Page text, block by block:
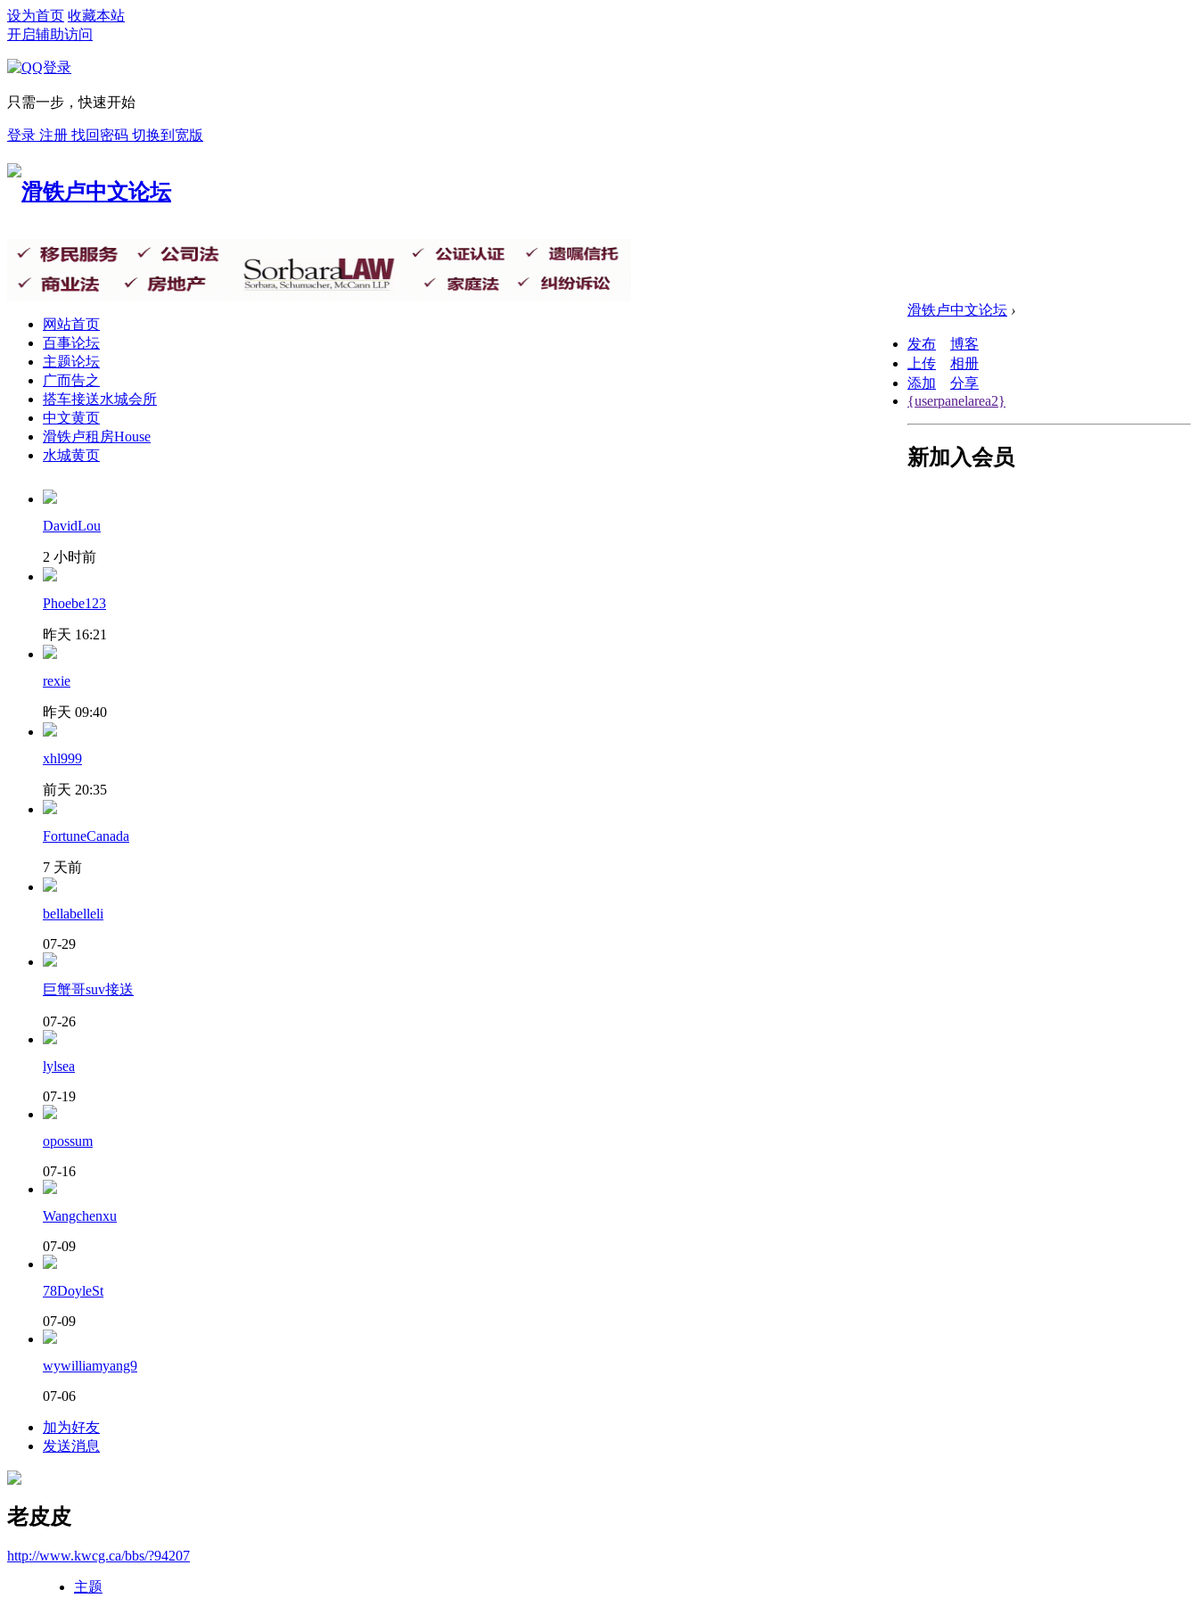
设为首页 收藏本站
开启辅助访问
只需一步，快速开始
登录 注册 找回密码 切换到宽版
网站首页
百事论坛
主题论坛
广而告之
搭车接送水城会所
中文黄页
滑铁卢租房House
水城黄页
滑铁卢中文论坛 ›
发布
博客
上传
相册
添加
分享
{userpanelarea2}
新加入会员
DavidLou
2 小时前
Phoebe123
昨天 16:21
rexie
昨天 09:40
xhl999
前天 20:35
FortuneCanada
7 天前
bellabelleli
07-29
巨蟹哥suv接送
07-26
lylsea
07-19
opossum
07-16
Wangchenxu
07-09
78DoyleSt
07-09
wywilliamyang9
07-06
加为好友
发送消息
老皮皮
http://www.kwcg.ca/bbs/?94207
主题